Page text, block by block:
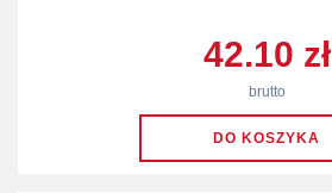
42.10 zł
brutto